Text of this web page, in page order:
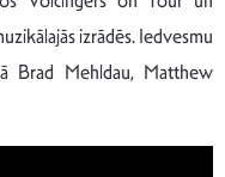
izrādēs. Iedvesmu
Brad Mehldau, Matthew